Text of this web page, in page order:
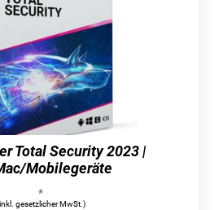
Zeit eine deutliche
Leistung feststellen können.
des Programms ist
gestaltet und eignet
Einsteiger. Bei uns können
brandneue 2023er Version
zahlreichen zusätzlichen
überzeugt.
wir Ihnen, noch heute eine
2023 bei softsell24 zu
Total Security 2023 |
Mobilegeräte
*
gesetzlicher MwSt.)